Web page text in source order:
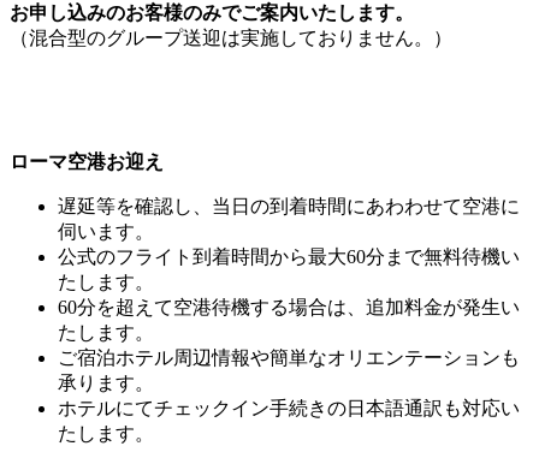
お申し込みのお客様のみでご案内いたします。
（混合型のグループ送迎は実施しておりません。）
ローマ空港お迎え
遅延等を確認し、当日の到着時間にあわわせて空港に
伺います。
公式のフライト到着時間から最大60分まで無料待機い
たします。
60分を超えて空港待機する場合は、追加料金が発生い
たします。
ご宿泊ホテル周辺情報や簡単なオリエンテーションも
承ります。
ホテルにてチェックイン手続きの日本語通訳も対応い
たします。